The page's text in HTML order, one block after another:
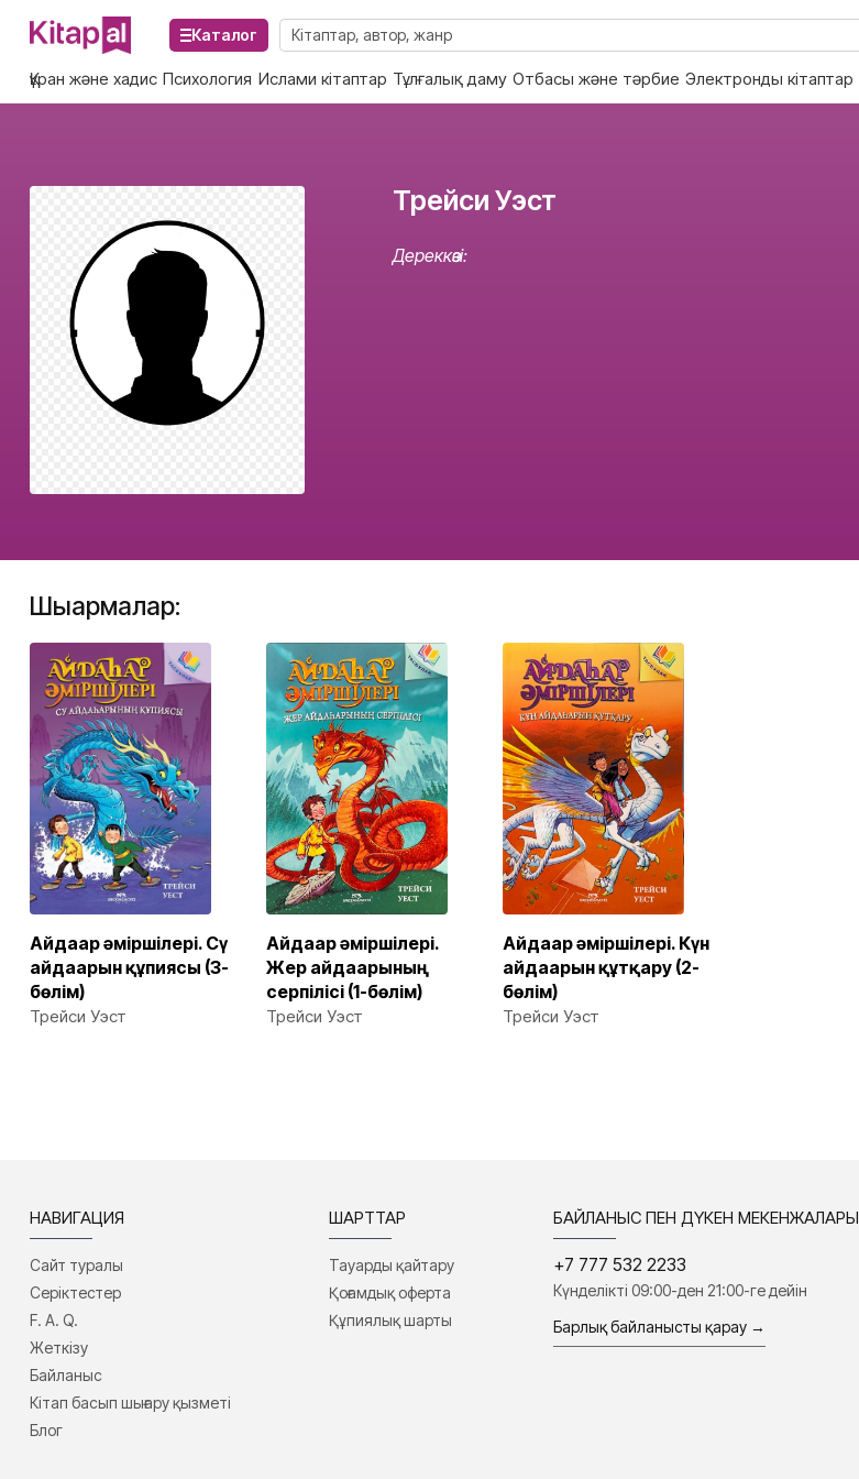
Каталог
Құран және хадис Психология Ислами кітаптар Тұлғалық даму Отбасы және тәрбие Электронды кітаптар
Трейси Уэст
Дереккөзі:
Шығармалар:
Айдаһар әміршілері. Сү
айдаһарын құпиясы (3-
бөлім)
Трейси Уэст
Айдаһар әміршілері.
Жер айдаһарының
серпілісі (1-бөлім)
Трейси Уэст
Айдаһар әміршілері. Күн
айдаһарын құтқару (2-
бөлім)
Трейси Уэст
НАВИГАЦИЯ
Сайт туралы
Серіктестер
F. A. Q.
Жеткізу
Байланыс
Кітап басып шығару қызметі
Блог
ШАРТТАР
Тауарды қайтару
Қоғамдық оферта
Құпиялық шарты
БАЙЛАНЫС ПЕН ДҮКЕН МЕКЕНЖАЛАРЫ
+7 777 532 2233
Күнделікті 09:00-ден 21:00-ге дейін
Барлық байланысты қарау →